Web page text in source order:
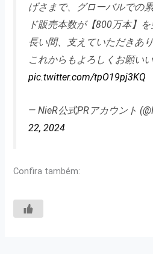
げさまで、グローバルでの
ド販売本数が【800万本】を
長い間、支えていただきあ
これからもよろしくお願いい
pic.twitter.com/tpO19pj3KQ
— NieR公式PRアカウント
22, 2024
Confira também: